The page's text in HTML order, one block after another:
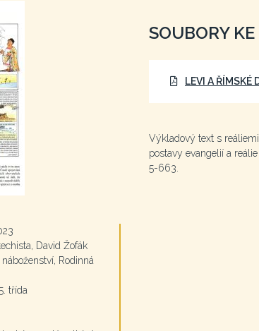
David Žofák
Rodinná
třída
SOUBORY
LEVI A ŘÍMSKÉ
Výkladový text s
postavy evangelií a
5-663.